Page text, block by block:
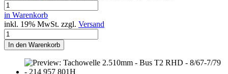
in Warenkorb
inkl. 19% MwSt. zzgl. Versand
In den Warenkorb